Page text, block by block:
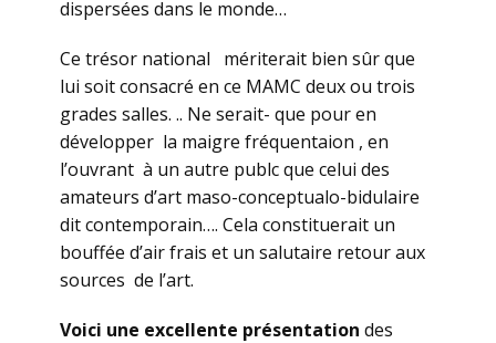
dispersées dans le monde…
Ce trésor national mériterait bien sûr que
lui soit consacré en ce MAMC deux ou trois
grades salles. .. Ne serait- que pour en
développer la maigre fréquentaion , en
l’ouvrant à un autre publc que celui des
amateurs d’art maso-conceptualo-bidulaire
dit contemporain…. Cela constituerait un
bouffée d’air frais et un salutaire retour aux
sources de l’art.
Voici une excellente présentation des